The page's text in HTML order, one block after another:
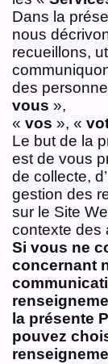
Dans la
nous
recueillons,
des
vous »,
« vos », «
Le but de la
est de vous
de collecte,
gestion des
sur le Site
contexte des
Si vous ne
concernant
la présente
pouvez